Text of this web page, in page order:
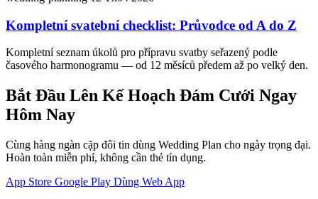
Kompletní svatební checklist: Průvodce od A do Z
Kompletní seznam úkolů pro přípravu svatby seřazený podle
časového harmonogramu — od 12 měsíců předem až po velký den.
Bắt Đầu Lên Kế Hoạch Đám Cưới Ngay
Hôm Nay
Cùng hàng ngàn cặp đôi tin dùng Wedding Plan cho ngày trọng đại.
Hoàn toàn miễn phí, không cần thẻ tín dụng.
App Store Google Play Dùng Web App